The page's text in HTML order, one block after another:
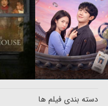
دسته بندی فیلم ها